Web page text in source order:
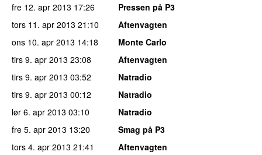
fre 12. apr 2013 17:26
Pressen på P3
tors 11. apr 2013 21:10
Aftenvagten
ons 10. apr 2013 14:18
Monte Carlo
tirs 9. apr 2013 23:08
Aftenvagten
tirs 9. apr 2013 03:52
Natradio
tirs 9. apr 2013 00:12
Natradio
lør 6. apr 2013 03:10
Natradio
fre 5. apr 2013 13:20
Smag på P3
tors 4. apr 2013 21:41
Aftenvagten